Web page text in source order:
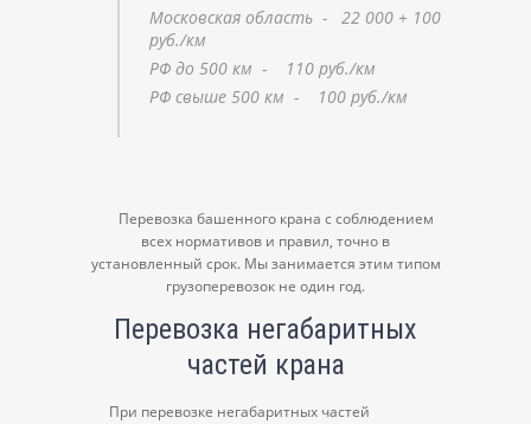
Московская область - 22 000 + 100
руб./км
РФ до 500 км - 110 руб./км
РФ свыше 500 км - 100 руб./км
Перевозка башенного крана с соблюдением
всех нормативов и правил, точно в
установленный срок. Мы занимается этим типом
грузоперевозок не один год.
Перевозка негабаритных
частей крана
При перевозке негабаритных частей